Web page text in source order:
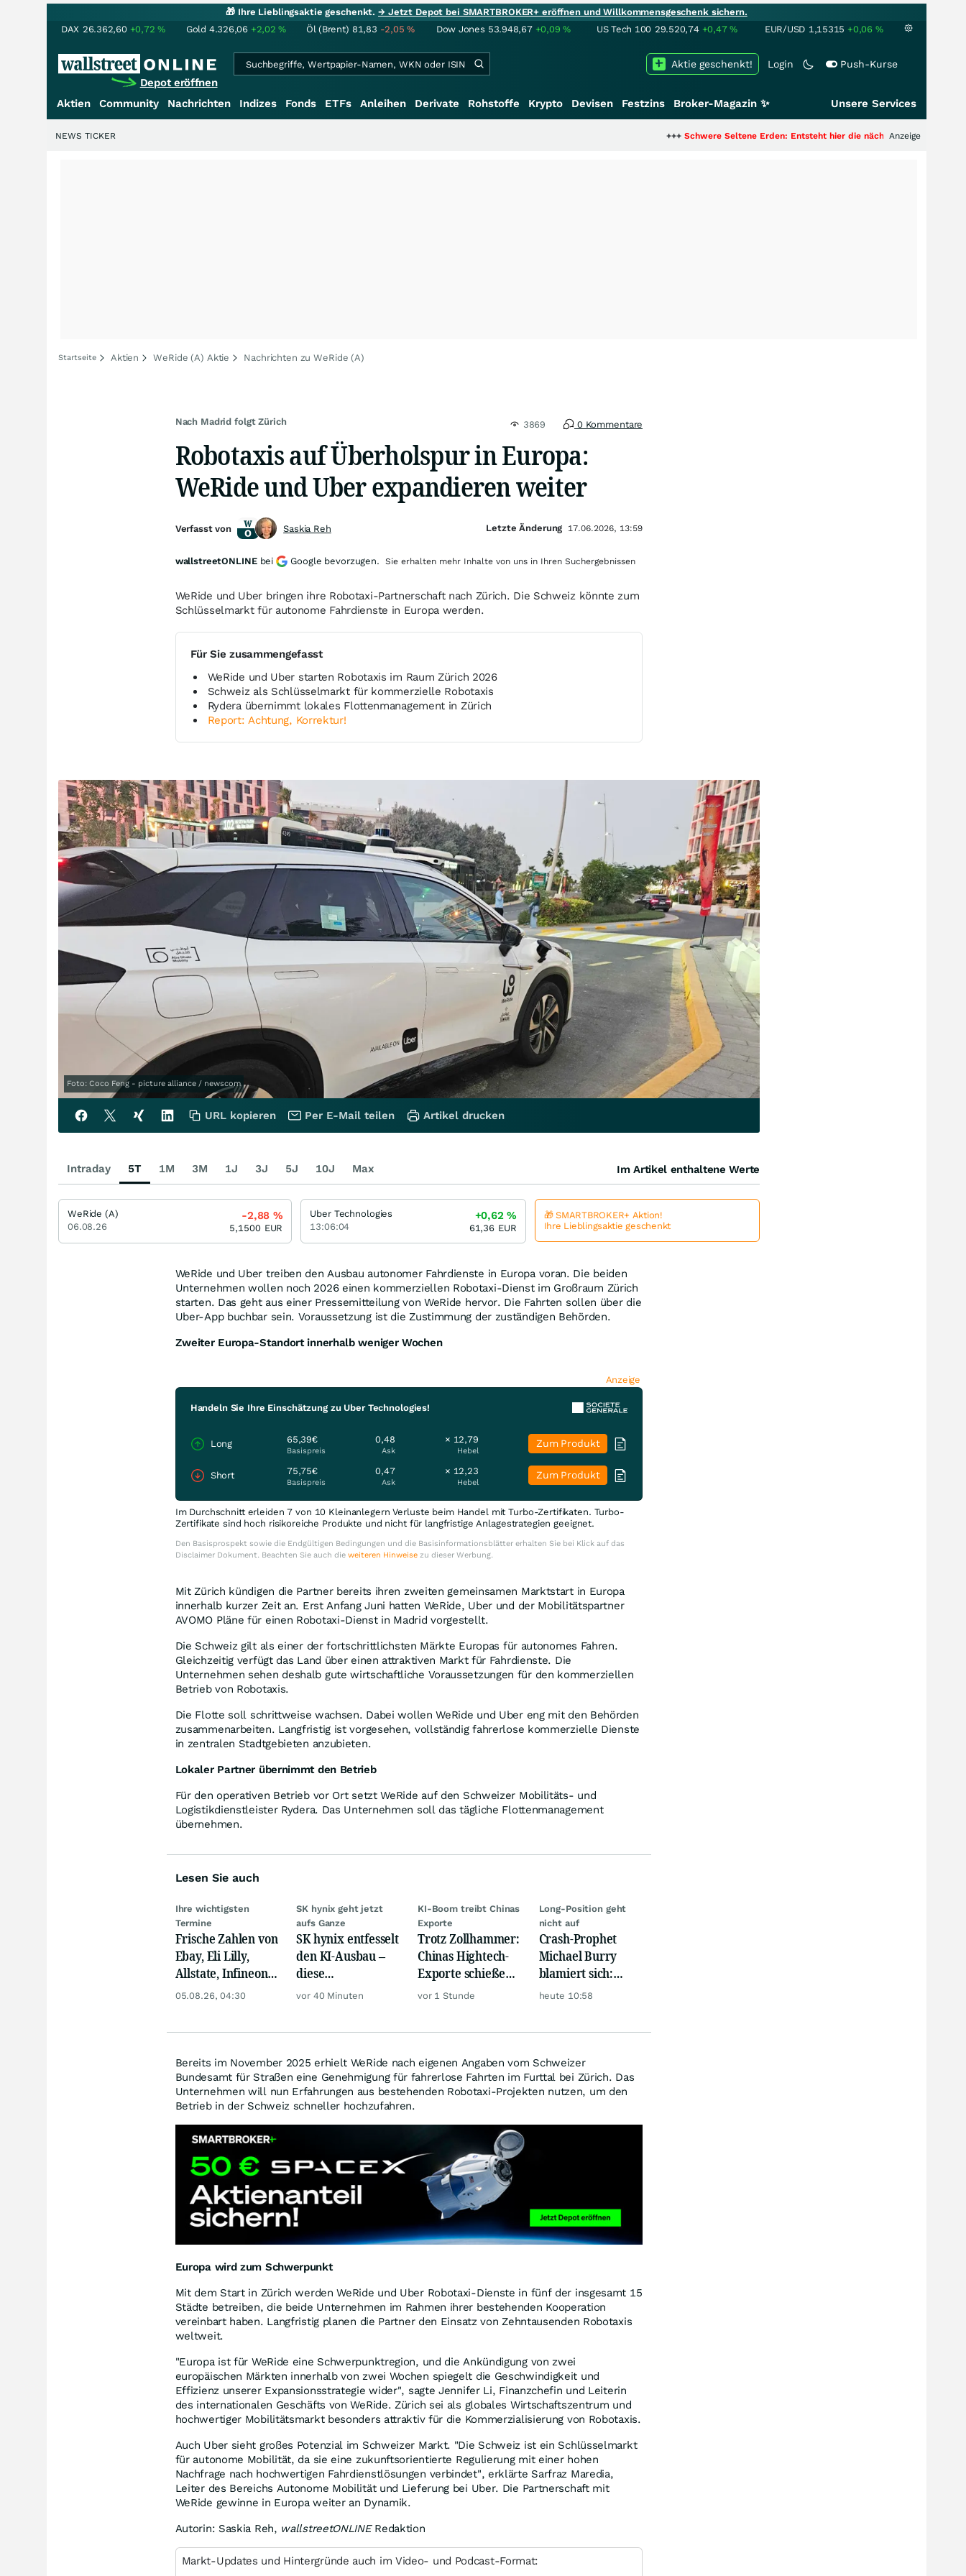
🎁 Ihre Lieblingsaktie geschenkt.→ Jetzt Depot bei SMARTBROKER+ eröffnen und Willkommensgeschenk sichern.
DAX 26.362,60 +0,72% Gold 4.326,06 +2,02% Öl (Brent) 81,83 -2,05% Dow Jones 53.948,67 +0,09% US Tech 100 29.520,74 +0,47% EUR/USD 1,15315 +0,06 %
Depot eröffnen
Login Push-Kurse
Aktie geschenkt!
Aktien Community Nachrichten Indizes Fonds ETFs Anleihen Derivate Rohstoffe Krypto Devisen Festzins Broker-Magazin ✨ Unsere Services
Schwere Seltene Erden: Entsteht hier die nächste Milliardenstory?+++
Anzeige
NEWS TICKER
Startseite Aktien WeRide (A) Aktie Nachrichten zu WeRide (A)
Nach Madrid folgt Zürich 3869 0 Kommentare
Robotaxis auf Überholspur in Europa:
WeRide und Uber expandieren weiter
WeRide und Uber bringen ihre Robotaxi-Partnerschaft nach Zürich. Die Schweiz könnte zum
Schlüsselmarkt für autonome Fahrdienste in Europa werden.
Für Sie zusammengefasst
WeRide und Uber starten Robotaxis im Raum Zürich 2026
Schweiz als Schlüsselmarkt für kommerzielle Robotaxis
Rydera übernimmt lokales Flottenmanagement in Zürich
Report: Achtung, Korrektur!
Foto: Coco Feng - picture alliance / newscom
WeRide und Uber treiben den Ausbau autonomer Fahrdienste in Europa voran. Die beiden
Unternehmen wollen noch 2026 einen kommerziellen Robotaxi-Dienst im Großraum Zürich
starten. Das geht aus einer Pressemitteilung von WeRide hervor. Die Fahrten sollen über die
Uber-App buchbar sein. Voraussetzung ist die Zustimmung der zuständigen Behörden.
Zweiter Europa-Standort innerhalb weniger Wochen
Anzeige
Handeln Sie Ihre Einschätzung zu Uber Technologies!
Long 65,39€
Basispreis
0,48
Ask
× 12,79
Hebel
Zum Produkt
Short 75,75€
Basispreis
0,47
Ask
× 12,23
Hebel
Zum Produkt
Im Durchschnitt erleiden 7 von 10 Kleinanlegern Verluste beim Handel mit Turbo-Zertifikaten. Turbo-
Zertifikate sind hoch risikoreiche Produkte und nicht für langfristige Anlagestrategien geeignet.
Den Basisprospekt sowie die Endgültigen Bedingungen und die Basisinformationsblätter erhalten Sie bei Klick auf das
Disclaimer Dokument. Beachten Sie auch die weiteren Hinweisezu dieser Werbung.
Mit Zürich kündigen die Partner bereits ihren zweiten gemeinsamen Marktstart in Europa
innerhalb kurzer Zeit an. Erst Anfang Juni hatten WeRide, Uber und der Mobilitätspartner
AVOMO Pläne für einen Robotaxi-Dienst in Madrid vorgestellt.
Die Schweiz gilt als einer der fortschrittlichsten Märkte Europas für autonomes Fahren.
Gleichzeitig verfügt das Land über einen attraktiven Markt für Fahrdienste. Die
Unternehmen sehen deshalb gute wirtschaftliche Voraussetzungen für den kommerziellen
Betrieb von Robotaxis.
Die Flotte soll schrittweise wachsen. Dabei wollen WeRide und Uber eng mit den Behörden
zusammenarbeiten. Langfristig ist vorgesehen, vollständig fahrerlose kommerzielle Dienste
in zentralen Stadtgebieten anzubieten.
Lokaler Partner übernimmt den Betrieb
Für den operativen Betrieb vor Ort setzt WeRide auf den Schweizer Mobilitäts- und
Logistikdienstleister Rydera. Das Unternehmen soll das tägliche Flottenmanagement
übernehmen.
Lesen Sie auch
Ihre wichtigsten
Termine
Frische Zahlen von
Ebay, Eli Lilly,
Allstate, Infineon,
Novo Nordisk,
05.08.26, 04:30
SK hynix geht jetzt
aufs Ganze
SK hynix entfesselt
den KI-Ausbau –
diese
Milliardenwette ist
vor 40 Minuten
KI-Boom treibt Chinas
Exporte
Trotz Zollhammer:
Chinas Hightech-
Exporte schießen
weiter nach oben
vor 1 Stunde
Long-Position geht
nicht auf
Crash-Prophet
Michael Burry
blamiert sich:
Diese Wette taugt
heute 10:58
Bereits im November 2025 erhielt WeRide nach eigenen Angaben vom Schweizer
Bundesamt für Straßen eine Genehmigung für fahrerlose Fahrten im Furttal bei Zürich. Das
Unternehmen will nun Erfahrungen aus bestehenden Robotaxi-Projekten nutzen, um den
Betrieb in der Schweiz schneller hochzufahren.
Europa wird zum Schwerpunkt
Mit dem Start in Zürich werden WeRide und Uber Robotaxi-Dienste in fünf der insgesamt 15
Städte betreiben, die beide Unternehmen im Rahmen ihrer bestehenden Kooperation
vereinbart haben. Langfristig planen die Partner den Einsatz von Zehntausenden Robotaxis
weltweit.
"Europa ist für WeRide eine Schwerpunktregion, und die Ankündigung von zwei
europäischen Märkten innerhalb von zwei Wochen spiegelt die Geschwindigkeit und
Effizienz unserer Expansionsstrategie wider", sagte Jennifer Li, Finanzchefin und Leiterin
des internationalen Geschäfts von WeRide. Zürich sei als globales Wirtschaftszentrum und
hochwertiger Mobilitätsmarkt besonders attraktiv für die Kommerzialisierung von Robotaxis.
Auch Uber sieht großes Potenzial im Schweizer Markt. "Die Schweiz ist ein Schlüsselmarkt
für autonome Mobilität, da sie eine zukunftsorientierte Regulierung mit einer hohen
Nachfrage nach hochwertigen Fahrdienstlösungen verbindet", erklärte Sarfraz Maredia,
Leiter des Bereichs Autonome Mobilität und Lieferung bei Uber. Die Partnerschaft mit
WeRide gewinne in Europa weiter an Dynamik.
Autorin: Saskia Reh, wallstreetONLINERedaktion
Markt-Updates und Hintergründe auch im Video- und Podcast-Format:
Verfasst von Saskia Reh Letzte Änderung 17.06.2026, 13:59
wallstreetONLINE bei Google bevorzugen. Sie erhalten mehr Inhalte von uns in Ihren Suchergebnissen
URL kopieren Per E-Mail teilen Artikel drucken
Intraday 5T 1M 3M 1J 3J 5J 10J Max Im Artikel enthaltene Werte
WeRide (A)
06.08.26
-2,88 %
5,1500 EUR
Uber Technologies
13:06:04
+0,62 %
61,36 EUR
🎁 SMARTBROKER+ Aktion!
Ihre Lieblingsaktie geschenkt